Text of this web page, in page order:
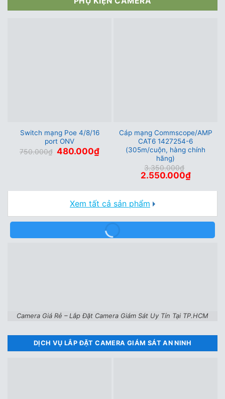
Switch mạng Poe 4/8/16
port ONV
750.000₫ Giá
gốc
480.000₫Giá
Cáp mạng Commscope/AMP
CAT6 1427254-6
(305m/cuộn, hàng chính
hãng)
3.350.000₫
Giá
gốc
2.550.000₫Giá
hiện
Xem tất cả sản phẩm
Camera Giá Rẻ – Lắp Đặt Camera Giám Sát Uy Tín Tại TP.HCM
DỊCH VỤ LẮP ĐẶT CAMERA GIÁM SÁT AN NINH